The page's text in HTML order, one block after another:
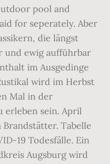
pool and
for seperately. Aber
die längst
und ewig aufführbar
im Ausgedinge
wird im Herbst
Mal in der
erleben sein. April
Tabelle
19 Todesfälle. Ein
Augsburg wird